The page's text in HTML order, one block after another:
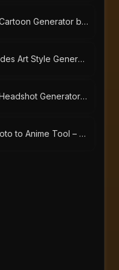
Free AI Cartoon Generator by AI-Portraits.org – Turn Photos & Text into Cartoons
Free Hades Art Style Generator - Mythic Transformation Online
Free AI Headshot Generator by AI Portraits – Create Professional Photos Instantly
Free Photo to Anime Tool – Create Stunning Anime Art with AI Portraits